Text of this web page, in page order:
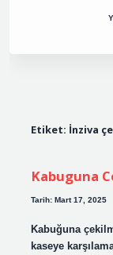
Etiket: İnziva
Kabuguna
Tarih: Mart 17, 2025
Kabuğuna
kaseye